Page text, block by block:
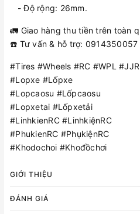
- Độ rộng: 26mm.
🚛 Giao hàng thu tiền trên toàn
☎️ Tư vấn & hỗ trợ: 0914350057
#Tires #Wheels #RC #WPL
#Lopxe #Lốpxe
#Lopcaosu #Lốpcaosu
#Lopxetai #Lốpxetải
#LinhkienRC #LinhkiệnRC
#PhukienRC #PhụkiệnRC
#Khodochoi #Khođồchơi
GIỚI THIỆU
ĐÁNH GIÁ